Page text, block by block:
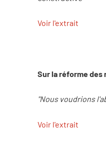
Voir l'extrait
Sur la réforme des
"Nous voudrions
Voir l'extrait